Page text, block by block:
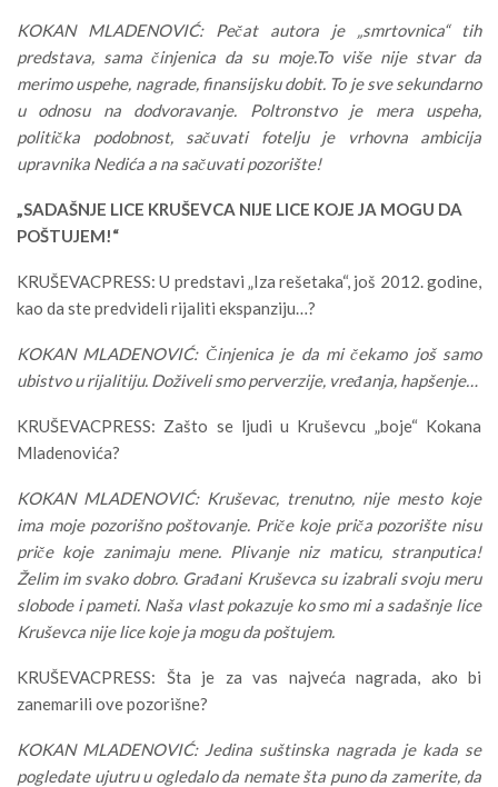
KOKAN MLADENOVIĆ: Pečat autora je „smrtovnica“ tih
predstava, sama činjenica da su moje.To više nije stvar da
merimo uspehe, nagrade, finansijsku dobit. To je sve sekundarno
u odnosu na dodvoravanje. Poltronstvo je mera uspeha,
politička podobnost, sačuvati fotelju je vrhovna ambicija
upravnika Nedića a na sačuvati pozorište!
„SADAŠNJE LICE KRUŠEVCA NIJE LICE KOJE JA MOGU DA
POŠTUJEM!“
KRUŠEVACPRESS: U predstavi „Iza rešetaka“, još 2012. godine,
kao da ste predvideli rijaliti ekspanziju…?
KOKAN MLADENOVIĆ: Činjenica je da mi čekamo još samo
ubistvo u rijalitiju. Doživeli smo perverzije, vređanja, hapšenje…
KRUŠEVACPRESS: Zašto se ljudi u Kruševcu „boje“ Kokana
Mladenovića?
KOKAN MLADENOVIĆ: Kruševac, trenutno, nije mesto koje
ima moje pozorišno poštovanje. Priče koje priča pozorište nisu
priče koje zanimaju mene. Plivanje niz maticu, stranputica!
Želim im svako dobro. Građani Kruševca su izabrali svoju meru
slobode i pameti. Naša vlast pokazuje ko smo mi a sadašnje lice
Kruševca nije lice koje ja mogu da poštujem.
KRUŠEVACPRESS: Šta je za vas najveća nagrada, ako bi
zanemarili ove pozorišne?
KOKAN MLADENOVIĆ: Jedina suštinska nagrada je kada se
pogledate ujutru u ogledalo da nemate šta puno da zamerite, da